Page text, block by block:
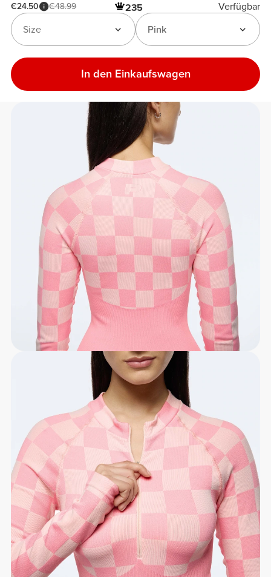
€24.50 €48.99 235
Verfügbar
Pink
Size
In den Einkaufswagen